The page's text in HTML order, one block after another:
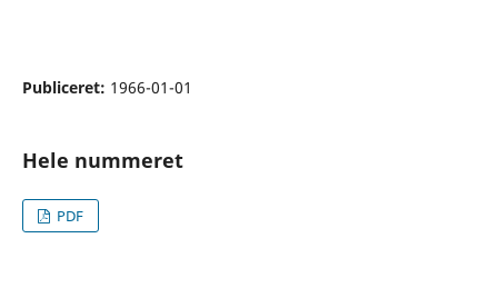
Publiceret: 1966-01-01
Hele nummeret
PDF